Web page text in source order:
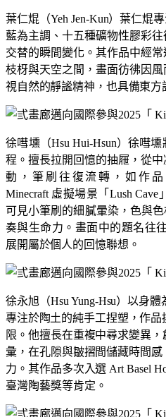
葉仁焜（Yeh Jen-Kun）葉仁焜
藍為主調、十五種礦物性膠彩
交替的瞬間變化。其作品中經
枝枒與天空之間，畫面彷彿因
視自然的靜謐精神，也具備東方
徐嘒壎（Hsu Hui-Hsun）徐嘒壎
程。擅長拉開回憶的抽屜，從
動，筆刷往復流轉，如作
Minecraft 虛擬場景「 Lush Cave
可見小筆刷的細膩暈染，色與色
奏與生命力。畫面中的題名往
展開屬於個人的回憶聯想。
徐永旭（Hsu Yung-Hsu） 以身體
專注於陶土的純手工捏塑，作品
限。他擅長在重複中尋求變異
彙，在孔隙與皺摺間儲藏時間
力。其作品多次入選 Art Basel
臺灣陶藝獎等肯定。